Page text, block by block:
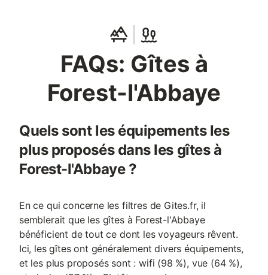
FAQs: Gîtes à
Forest-l'Abbaye
Quels sont les équipements les
plus proposés dans les gîtes à
Forest-l'Abbaye ?
En ce qui concerne les filtres de Gites.fr, il
semblerait que les gîtes à Forest-l'Abbaye
bénéficient de tout ce dont les voyageurs rêvent.
Ici, les gîtes ont généralement divers équipements,
et les plus proposés sont : wifi (98 %), vue (64 %),